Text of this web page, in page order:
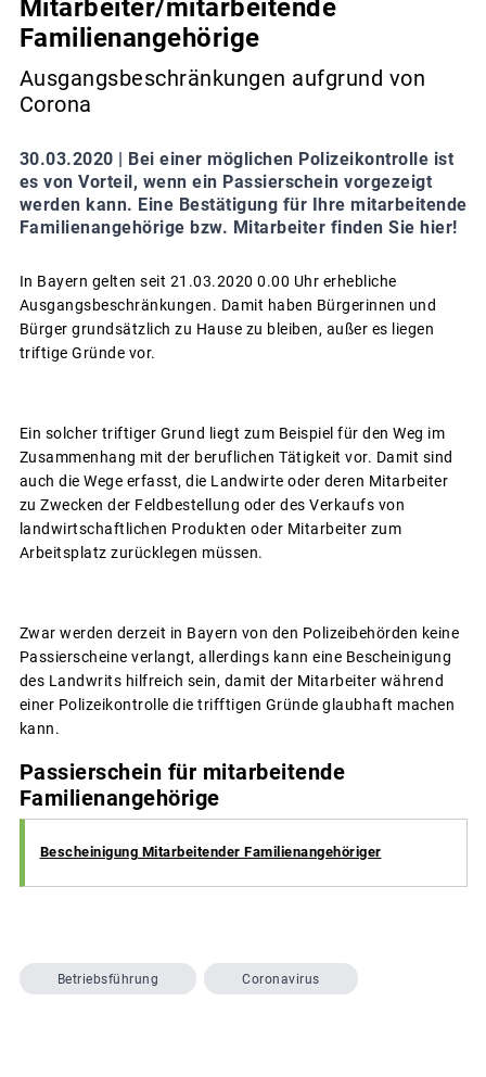
Mitarbeiter/mitarbeitende
Familienangehörige
Ausgangsbeschränkungen aufgrund von
Corona
30.03.2020 | Bei einer möglichen Polizeikontrolle ist
es von Vorteil, wenn ein Passierschein vorgezeigt
werden kann. Eine Bestätigung für Ihre mitarbeitende
Familienangehörige bzw. Mitarbeiter finden Sie hier!
In Bayern gelten seit 21.03.2020 0.00 Uhr erhebliche
Ausgangsbeschränkungen. Damit haben Bürgerinnen und
Bürger grundsätzlich zu Hause zu bleiben, außer es liegen
triftige Gründe vor.
Ein solcher triftiger Grund liegt zum Beispiel für den Weg im
Zusammenhang mit der beruflichen Tätigkeit vor. Damit sind
auch die Wege erfasst, die Landwirte oder deren Mitarbeiter
zu Zwecken der Feldbestellung oder des Verkaufs von
landwirtschaftlichen Produkten oder Mitarbeiter zum
Arbeitsplatz zurücklegen müssen.
Zwar werden derzeit in Bayern von den Polizeibehörden keine
Passierscheine verlangt, allerdings kann eine Bescheinigung
des Landwrits hilfreich sein, damit der Mitarbeiter während
einer Polizeikontrolle die trifftigen Gründe glaubhaft machen
kann.
Passierschein für mitarbeitende
Familienangehörige
Bescheinigung Mitarbeitender Familienangehöriger
Betriebsführung Coronavirus